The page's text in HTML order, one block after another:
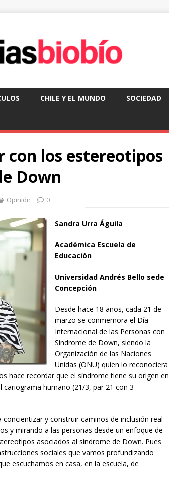
CHILE Y EL MUNDO SOCIEDAD
los estereotipos
Down
Opinión 0
Sandra Urra Águila
Académica Escuela de
Educación
Universidad Andrés Bello sede
Concepción
Desde hace 18 años, cada 21 de
marzo se conmemora el Día
Internacional de las Personas con
Síndrome de Down, siendo la
Organización de las Naciones
Unidas (ONU) quien lo reconociera
hace recordar que el síndrome tiene su origen en
humano (21/3, par 21 con 3
y construir caminos de inclusión real
y mirando a las personas desde un enfoque de
asociados al síndrome de Down. Pues
sociales que vamos profundizando
escuchamos en casa, en la escuela, de